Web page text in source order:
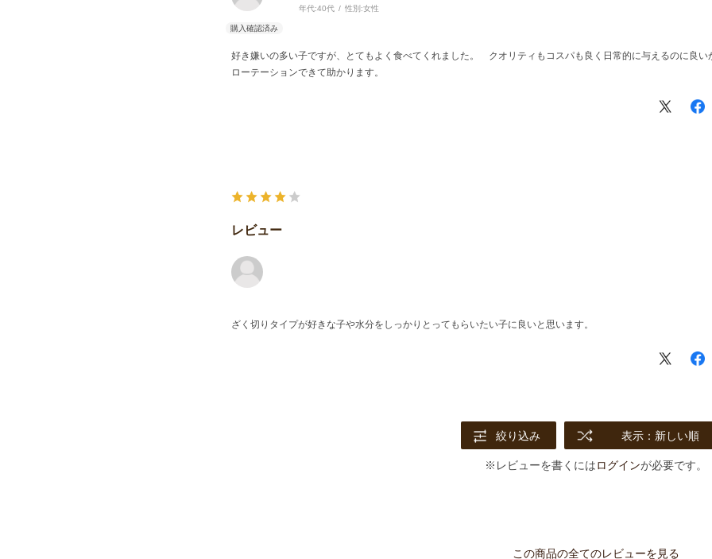
年代:40代 性別:女性
好き嫌いの多い子ですが、とてもよく食べてくれました。 クオリティもコスパも良く日常的に与えるのに良
ローテーションできて助かります。
レビュー
ざく切りタイプが好きな子や水分をしっかりとってもらいたい子に良いと思います。
絞り込み 表示：新しい順
※レビューを書くにはログインが必要です。
この商品の全てのレビューを見る